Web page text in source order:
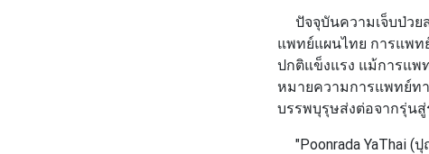
ปัจจุบันความเจ็บป่วย
แพทย์แผนไทย การแพท
ปกติแข็งแรง แม้การแพ
หมายความการแพทย์ท
บรรพบุรุษส่งต่อจากรุ่น
"Poonrada YaThai (